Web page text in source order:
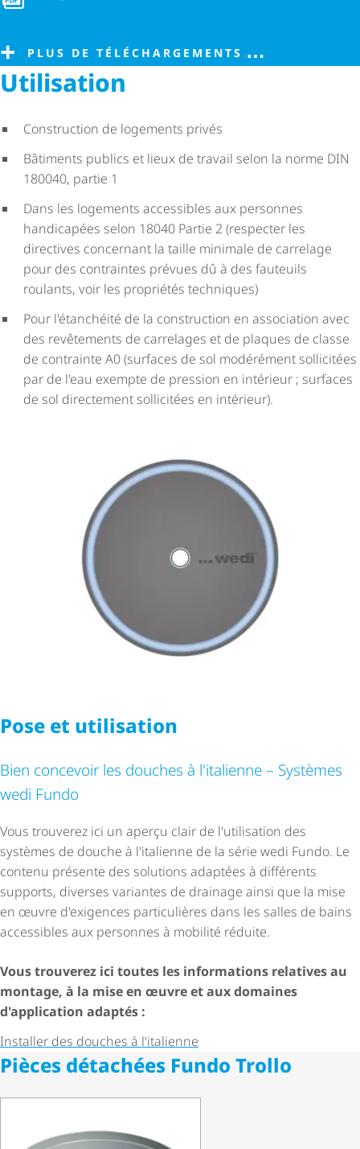
PLUS DE TÉLÉCHARGEMENTS
Utilisation
Construction de logements privés
Bâtiments publics et lieux de travail selon la norme DIN
180040, partie 1
Dans les logements accessibles aux personnes
handicapées selon 18040 Partie 2 (respecter les
directives concernant la taille minimale de carrelage
pour des contraintes prévues dû à des fauteuils
roulants, voir les propriétés techniques)
Pour l'étanchéité de la construction en association avec
des revêtements de carrelages et de plaques de classe
de contrainte A0 (surfaces de sol modérément sollicitées
par de l'eau exempte de pression en intérieur ; surfaces
de sol directement sollicitées en intérieur).
Pose et utilisation
Bien concevoir les douches à l'italienne – Systèmes
wedi Fundo
Vous trouverez ici un aperçu clair de l'utilisation des
systèmes de douche à l'italienne de la série wedi Fundo. Le
contenu présente des solutions adaptées à différents
supports, diverses variantes de drainage ainsi que la mise
en œuvre d'exigences particulières dans les salles de bains
accessibles aux personnes à mobilité réduite.
Vous trouverez ici toutes les informations relatives au
montage, à la mise en œuvre et aux domaines
d'application adaptés :
Installer des douches à l'italienne
Pièces détachées Fundo Trollo